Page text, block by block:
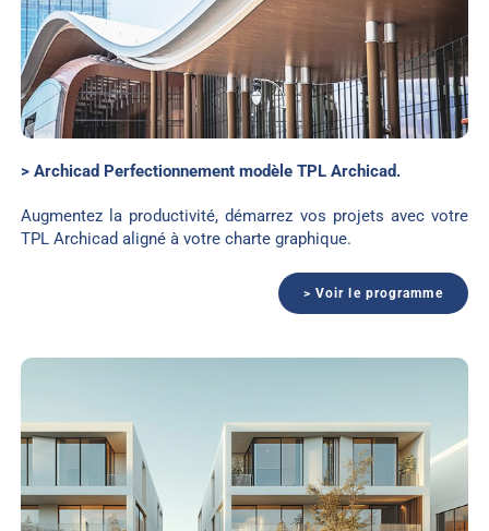
> Archicad Perfectionnement modèle TPL Archicad.
Augmentez la productivité, démarrez vos projets avec votre
TPL Archicad aligné à votre charte graphique.
> Voir le programme